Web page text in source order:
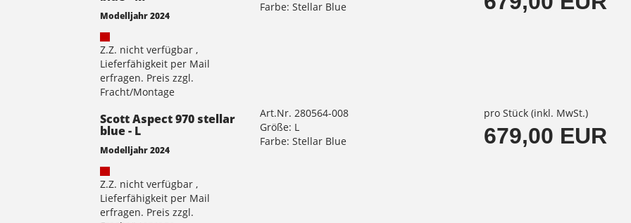
Modelljahr 2024
Z.Z. nicht verfügbar ,
Lieferfähigkeit per Mail
erfragen. Preis zzgl.
Fracht/Montage
Farbe: Stellar Blue
Scott Aspect 970 stellar
blue - L
Modelljahr 2024
Z.Z. nicht verfügbar ,
Lieferfähigkeit per Mail
erfragen. Preis zzgl.
Art.Nr. 280564-008
Größe: L
Farbe: Stellar Blue
pro Stück (inkl. MwSt.)
679,00 EUR